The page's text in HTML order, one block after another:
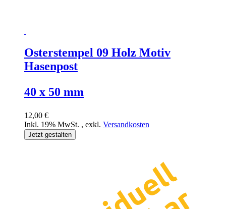
Osterstempel 09 Holz Motiv
Hasenpost
40 x 50 mm
12,00 €
Inkl. 19% MwSt. , exkl. Versandkosten
Jetzt gestalten